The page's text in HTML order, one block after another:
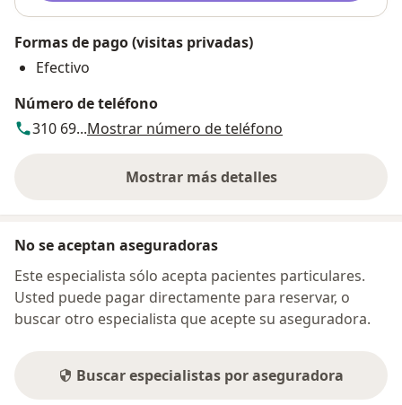
Formas de pago (visitas privadas)
Efectivo
Número de teléfono
310 69...Mostrar número de teléfono
Mostrar más detalles
sobre la dirección
No se aceptan aseguradoras
Este especialista sólo acepta pacientes particulares.
Usted puede pagar directamente para reservar, o
buscar otro especialista que acepte su aseguradora.
Buscar especialistas por aseguradora